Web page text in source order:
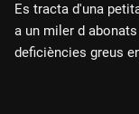
Es tracta d'una
a un miler d
deficiències greus